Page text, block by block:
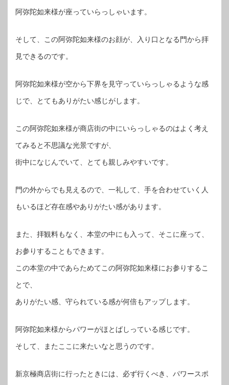
阿弥陀如来様が座っていらっしゃいます。
そして、この阿弥陀如来様のお顔が、入り口となる門から拝
見できるのです。
阿弥陀如来様が空から下界を見守っていらっしゃるような感
じで、とてもありがたい感じがします。
この阿弥陀如来様が商店街の中にいらっしゃるのはよく考え
てみると不思議な光景ですが、
街中になじんでいて、とても親しみやすいです。
門の外からでも見えるので、一礼して、手を合わせていく人
もいるほど存在感やありがたい感があります。
また、拝観料もなく、本堂の中にも入って、そこに座って、
お参りすることもできます。
この本堂の中であらためてこの阿弥陀如来様にお参りするこ
とで、
ありがたい感、守られている感が何倍もアップします。
阿弥陀如来様からパワーがほとばしっている感じです。
そして、またここに来たいなと思うのです。
新京極商店街に行ったときには、必ず行くべき、パワースポ